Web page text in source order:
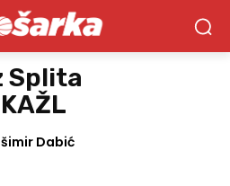
Splita
Dabić